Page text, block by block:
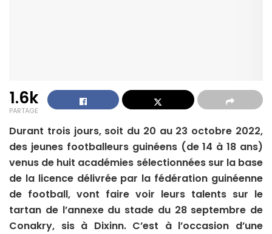
1.6k
PARTAGE
Durant trois jours, soit du 20 au 23 octobre 2022,
des jeunes footballeurs guinéens (de 14 à 18 ans)
venus de huit académies sélectionnées sur la base
de la licence délivrée par la fédération guinéenne
de football, vont faire voir leurs talents sur le
tartan de l’annexe du stade du 28 septembre de
Conakry, sis à Dixinn. C’est à l’occasion d’une